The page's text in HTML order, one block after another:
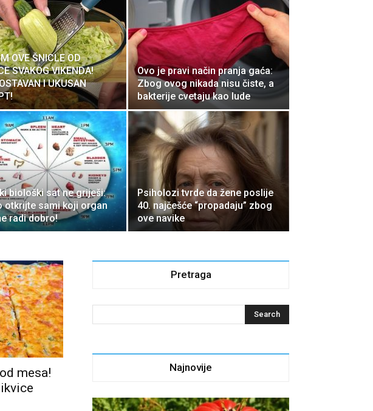
OVE ŠNICLE OD
SVAKOG VIKENDA!
I UKUSAN
Ovo je pravi način pranja gaća:
Zbog ovog nikada nisu čiste, a
bakterije cvetaju kao lude
biološki sat ne griješi:
otkrijte sami koji organ
radi dobro!
Psiholozi tvrde da žene poslije
40. najčešće “propadaju” zbog
ove navike
mesa!
Pretraga
Najnovije